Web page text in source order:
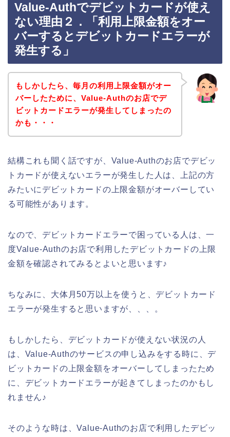
Value-Authでデビットカードが使え
ない理由２．「利用上限金額をオー
バーするとデビットカードエラーが
発生する」
もしかしたら、毎月の利用上限金額がオー
バーしたために、Value-Authのお店でデ
ビットカードエラーが発生してしまったの
かも・・・
結構これも聞く話ですが、Value-Authのお店でデビッ
トカードが使えないエラーが発生した人は、上記の方
みたいにデビットカードの上限金額がオーバーしてい
る可能性があります。
なので、デビットカードエラーで困っている人は、一
度Value-Authのお店で利用したデビットカードの上限
金額を確認されてみるとよいと思います♪
ちなみに、大体月50万以上を使うと、デビットカード
エラーが発生すると思いますが、、、。
もしかしたら、デビットカードが使えない状況の人
は、Value-Authのサービスの申し込みをする時に、デ
ビットカードの上限金額をオーバーしてしまったため
に、デビットカードエラーが起きてしまったのかもし
れません♪
そのような時は、Value-Authのお店で利用したデビッ